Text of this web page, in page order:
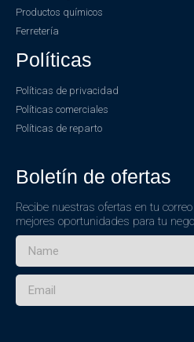
Productos químicos
Ferretería
Políticas
Políticas de privacidad
Políticas comerciales
Políticas de reparto
Boletín de ofertas
Recibe nuestras ofertas en tu
mejores oportunidades para tu